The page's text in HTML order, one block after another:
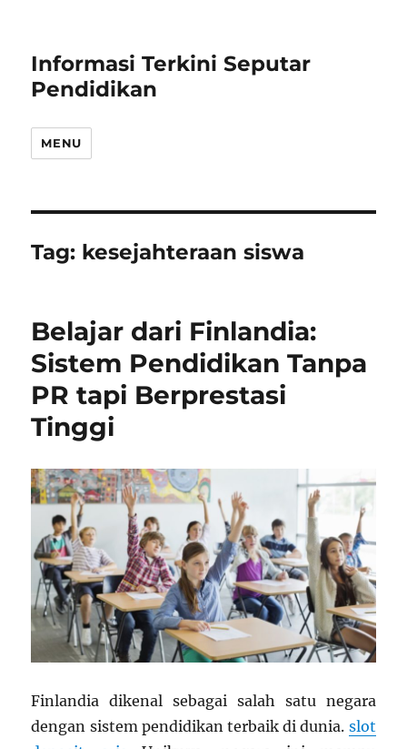
Informasi Terkini Seputar
Pendidikan
MENU
Tag: kesejahteraan siswa
Belajar dari Finlandia:
Sistem Pendidikan Tanpa
PR tapi Berprestasi
Tinggi
Finlandia dikenal sebagai salah satu negara
dengan sistem pendidikan terbaik di dunia. slot